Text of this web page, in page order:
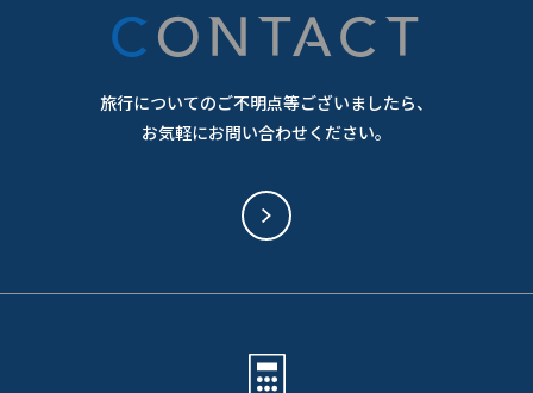
CONTACT
旅行についてのご不明点等ございましたら、
お気軽にお問い合わせください。